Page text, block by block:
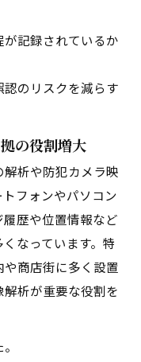
が記録されているか
のリスクを減らす
の役割増大
析や防犯カメラ映
フォンやパソコン
歴や位置情報など
なっています。特
商店街に多く設置
析が重要な役割を